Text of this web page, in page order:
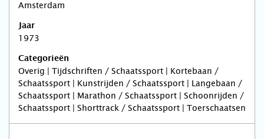
Amsterdam
Jaar
1973
Categorieën
Overig | Tijdschriften / Schaatssport | Kortebaan /
Schaatssport | Kunstrijden / Schaatssport | Langebaan /
Schaatssport | Marathon / Schaatssport | Schoonrijden /
Schaatssport | Shorttrack / Schaatssport | Toerschaatsen